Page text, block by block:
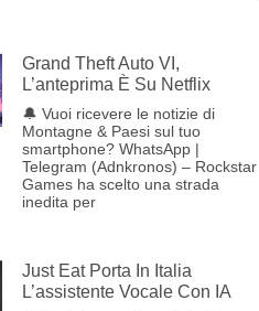
Grand Theft Auto VI,
L’anteprima È Su Netflix
🔔 Vuoi ricevere le notizie di
Montagne & Paesi sul tuo
smartphone? WhatsApp |
Telegram (Adnkronos) – Rockstar
Games ha scelto una strada
inedita per
Just Eat Porta In Italia
L’assistente Vocale Con IA